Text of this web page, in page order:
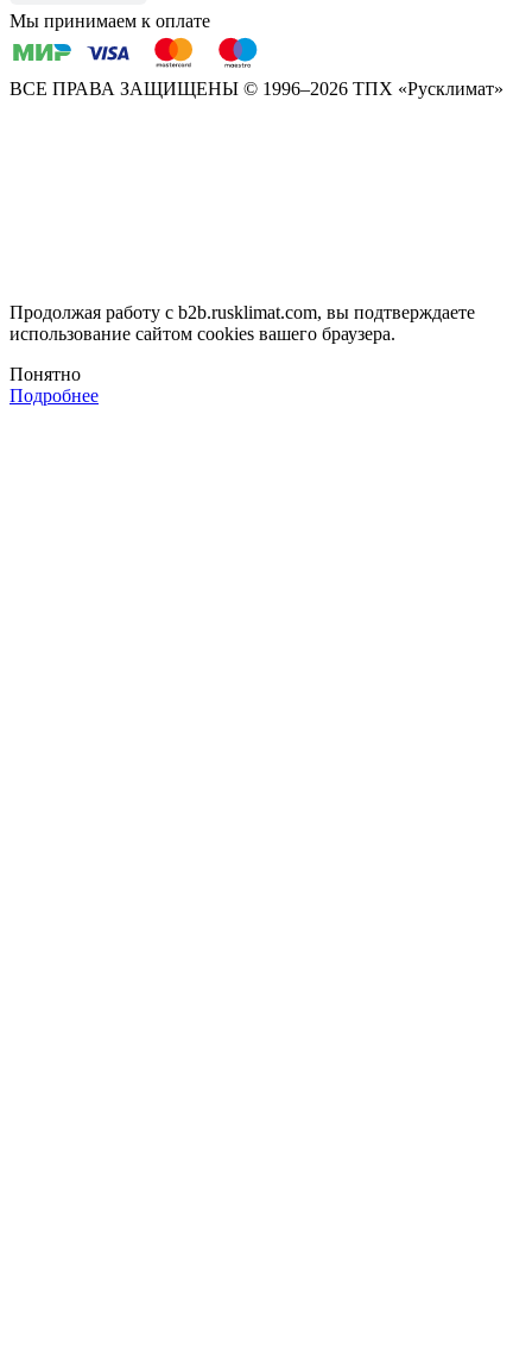
Мы принимаем к оплате
ВСЕ ПРАВА ЗАЩИЩЕНЫ © 1996–2026 ТПХ «Русклимат»
Продолжая работу с b2b.rusklimat.com, вы подтверждаете
использование сайтом cookies вашего браузера.
Понятно
Подробнее